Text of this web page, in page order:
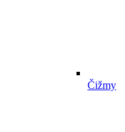
Čižmy